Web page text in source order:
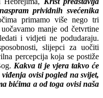
prividnih svećenika
primamo više nego tri
manje od četvrtine
i vidjeti ne podudaraju.
slijepci za uočiti
percepcija koja se postiže
Kakva ti je vjera takvo će
ovisi pogled na svijet,
bićima a od toga ovisi naša